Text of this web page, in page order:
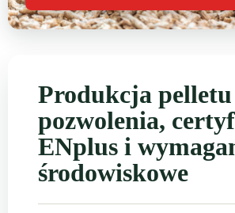
Produkcja
pozwolenia,
ENplus i
środowiskowe